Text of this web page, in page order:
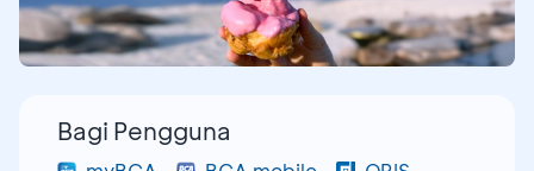
Bagi Pengguna